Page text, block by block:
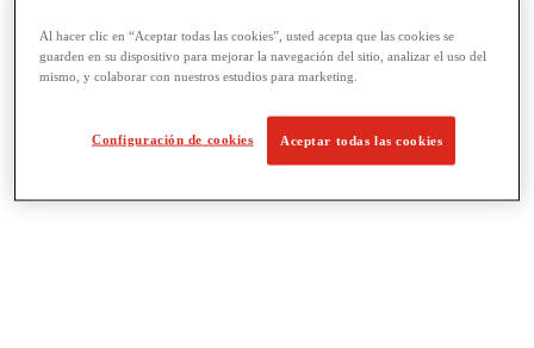
Doblado y corte de agujeros
Prensas y soportes de tornillo para tubos
Corte y fabricación de tubos
Al hacer clic en “Aceptar todas las cookies”, usted acepta que las cookies se
guarden en su dispositivo para mejorar la navegación del sitio, analizar el uso del
mismo, y colaborar con nuestros estudios para marketing.
Configuración de cookies Aceptar todas las cookies